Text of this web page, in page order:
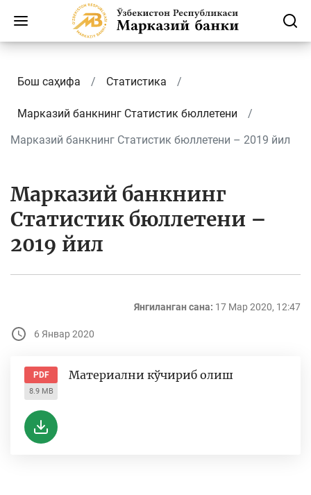
Бош саҳифа Статистика
Марказий банкнинг Cтатистик бюллетени
Марказий банкнинг Статистик бюллетени – 2019 йил
Марказий банкнинг
Статистик бюллетени –
2019 йил
Янгиланган сана: 17 Мар 2020, 12:47
6 Январ 2020
PDF
8.9 MB
Материални кўчириб олиш